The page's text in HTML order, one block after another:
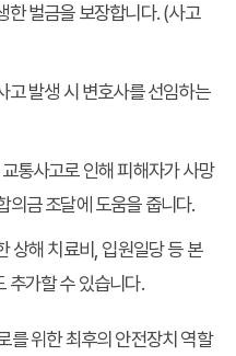
한 벌금을 보장합니다. (사고
고 발생 시 변호사를 선임하는
교통사고로 인해 피해자가 사망
의금 조달에 도움을 줍니다.
상해 치료비, 입원일당 등 본
추가할 수 있습니다.
를 위한 최후의 안전장치 역할